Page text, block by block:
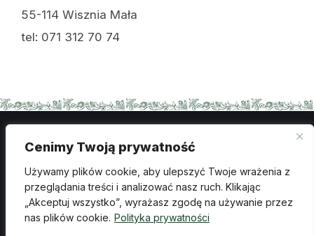
Cenimy Twoją prywatność
Używamy plików cookie, aby ulepszyć Twoje wrażenia z
przeglądania treści i analizować nasz ruch. Klikając
„Akceptuj wszystko”, wyrażasz zgodę na używanie przez
nas plików cookie. Polityka prywatności
55-114 Wisznia Mała
tel: 071 312 70 74
Polityka prywatności
Ochrona danych osobowych
Deklaracja dostępności
Wykonanie: creosoft.pl